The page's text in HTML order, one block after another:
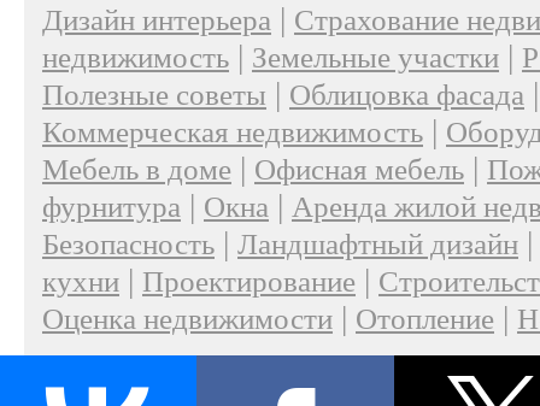
Дизайн интерьера | Страхование
недвижимость | Земельные участки |
Полезные советы | Облицовка фасада
Коммерческая недвижимость |
Мебель в доме | Офисная мебель |
фурнитура | Окна | Аренда жилой
Безопасность | Ландшафтный дизайн |
кухни | Проектирование |
Оценка недвижимости | Отопление |
О проекте|